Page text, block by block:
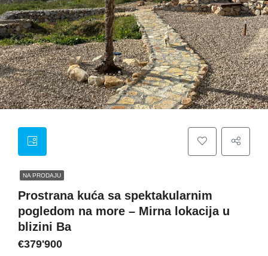
NA PRODAJU
Prostrana kuća sa spektakularnim
pogledom na more – Mirna lokacija u
blizini Ba
€379'900